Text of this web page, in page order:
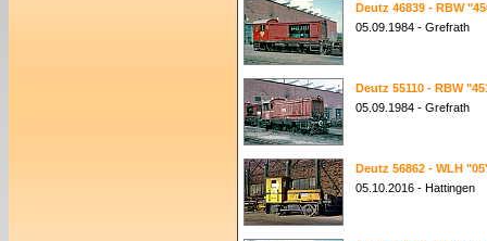
Deutz 46839 - RBW
05.09.1984 - Grefrath
Deutz 55110 - RBW
05.09.1984 - Grefrath
Deutz 56862 - WLH
05.10.2016 - Hattingen